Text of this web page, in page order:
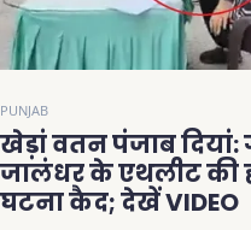
PUNJAB
खेड़ां वतन पंजाब
जालंधर के एथलीट की
घटना कैद; देखें VIDEO